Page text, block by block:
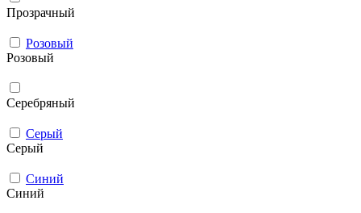
Прозрачный
Розовый
Розовый
Серебряный
Серый
Серый
Синий
Синий